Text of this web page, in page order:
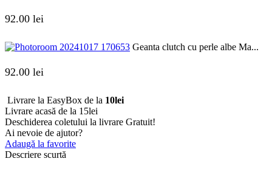
92.00 lei
Geanta clutch cu perle albe Ma...
92.00 lei
Livrare la EasyBox de la 10lei
Livrare acasă de la 15lei
Deschiderea coletului la livrare Gratuit!
Ai nevoie de ajutor?
Adaugă la favorite
Descriere scurtă